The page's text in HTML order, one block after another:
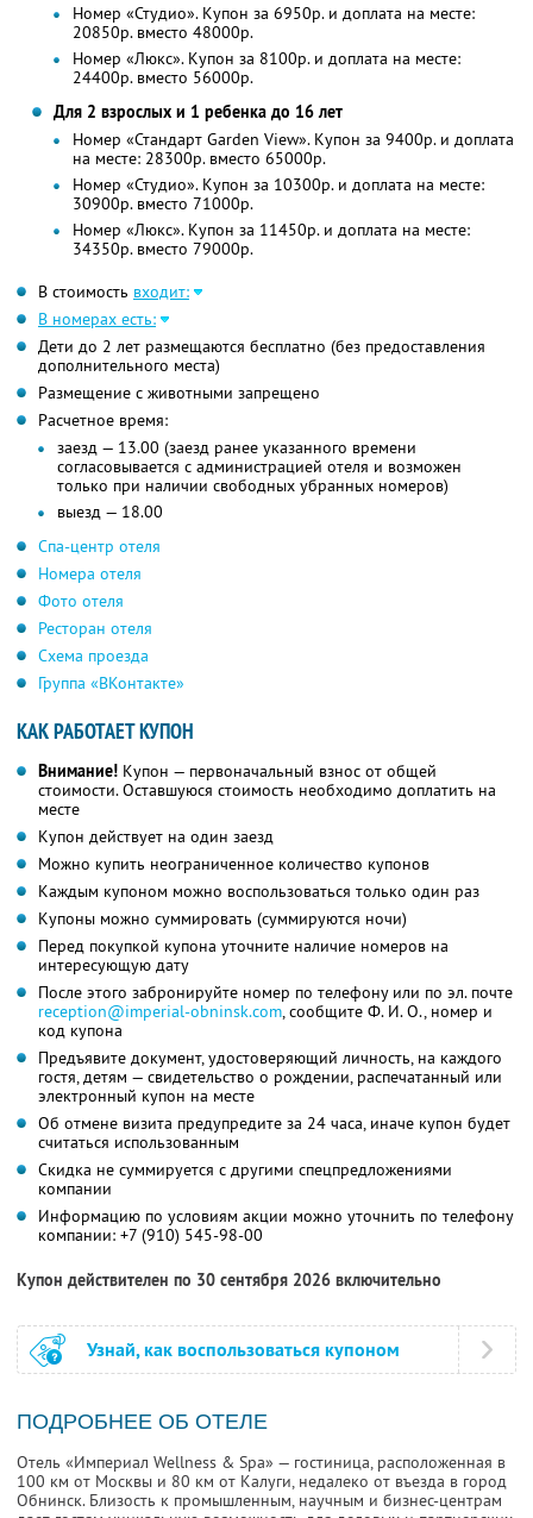
Номер «Студио». Купон за 6950р. и доплата на месте:
20850р. вместо 48000р.
Номер «Люкс». Купон за 8100р. и доплата на месте:
24400р. вместо 56000р.
Для 2 взрослых и 1 ребенка до 16 лет
Номер «Стандарт Garden View». Купон за 9400р. и доплата
на месте: 28300р. вместо 65000р.
Номер «Студио». Купон за 10300р. и доплата на месте:
30900р. вместо 71000р.
Номер «Люкс». Купон за 11450р. и доплата на месте:
34350р. вместо 79000р.
В стоимость входит:
В номерах есть:
Дети до 2 лет размещаются бесплатно (без предоставления
дополнительного места)
Размещение с животными запрещено
Расчетное время:
заезд — 13.00 (заезд ранее указанного времени
согласовывается с администрацией отеля и возможен
только при наличии свободных убранных номеров)
выезд — 18.00
Спа-центр отеля
Номера отеля
Фото отеля
Ресторан отеля
Схема проезда
Группа «ВКонтакте»
КАК РАБОТАЕТ КУПОН
Внимание! Купон — первоначальный взнос от общей
стоимости. Оставшуюся стоимость необходимо доплатить на
месте
Купон действует на один заезд
Можно купить неограниченное количество купонов
Каждым купоном можно воспользоваться только один раз
Купоны можно суммировать (суммируются ночи)
Перед покупкой купона уточните наличие номеров на
интересующую дату
После этого забронируйте номер по телефону или по эл. почте
reception@imperial-obninsk.com,сообщите Ф. И. О.,номер и
код купона
Предъявите документ, удостоверяющий личность, на каждого
гостя, детям — свидетельство о рождении, распечатанный или
электронный купон на месте
Об отмене визита предупредите за 24 часа, иначе купон будет
считаться использованным
Скидка не суммируется с другими спецпредложениями
компании
Информацию по условиям акции можно уточнить по телефону
компании: +7 (910) 545-98-00
Купон действителен по 30 сентября 2026 включительно
Узнай, как воспользоваться купоном
ПОДРОБНЕЕ ОБ ОТЕЛЕ
Отель «Империал Wellness & Spa» — гостиница, расположенная в
100 км от Москвы и 80 км от Калуги, недалеко от въезда в город
Обнинск. Близость к промышленным, научным и бизнес-центрам